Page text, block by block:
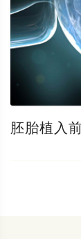
胚胎植入